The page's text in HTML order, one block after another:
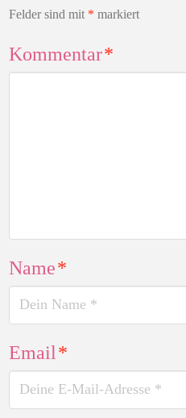
Felder sind mit * markiert
Kommentar*
Name*
Email*